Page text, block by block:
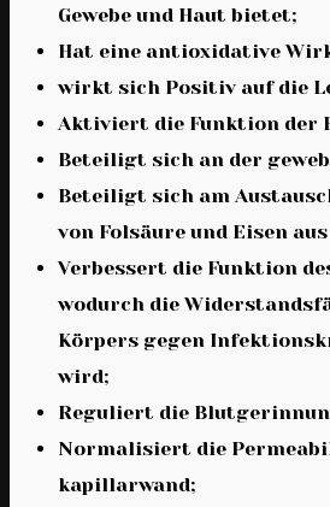
Gewebe und Haut bietet;
Hat eine antioxidative
wirkt sich Positiv auf die
Aktiviert die Funktion der
Beteiligt sich an der
Beteiligt sich am
von Folsäure und Eisen
Verbessert die Funktion
wodurch die
Körpers gegen
wird;
Reguliert die
Normalisiert die
kapillarwand;